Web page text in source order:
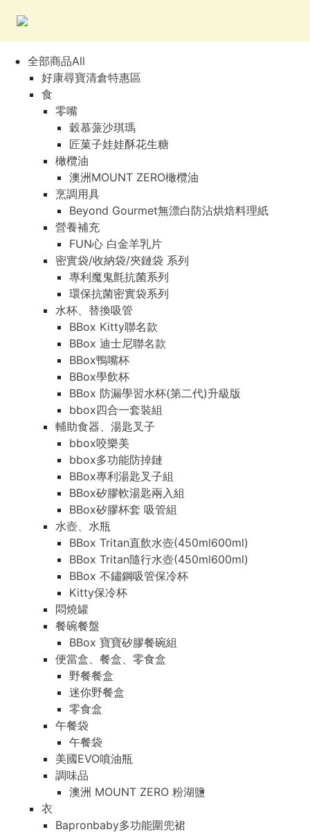
全部商品All
好康尋寶清倉特惠區
食
零嘴
穀慕蒎沙琪瑪
匠菓子娃娃酥花生糖
橄欖油
澳洲MOUNT ZERO橄欖油
烹調用具
Beyond Gourmet無漂白防沾烘焙料理紙
營養補充
FUN心 白金羊乳片
密實袋/收納袋/夾鏈袋 系列
專利魔鬼氈抗菌系列
環保抗菌密實袋系列
水杯、替換吸管
BBox Kitty聯名款
BBox 迪士尼聯名款
BBox鴨嘴杯
BBox學飲杯
BBox 防漏學習水杯(第二代)升級版
bbox四合一套裝組
輔助食器、湯匙叉子
bbox咬樂美
bbox多功能防掉鏈
BBox專利湯匙叉子組
BBox矽膠軟湯匙兩入組
BBox矽膠杯套 吸管組
水壺、水瓶
BBox Tritan直飲水壺(450ml600ml)
BBox Tritan隨行水壺(450ml600ml)
BBox 不鏽鋼吸管保冷杯
Kitty保冷杯
悶燒罐
餐碗餐盤
BBox 寶寶矽膠餐碗組
便當盒、餐盒、零食盒
野餐餐盒
迷你野餐盒
零食盒
午餐袋
午餐袋
美國EVO噴油瓶
調味品
澳洲 MOUNT ZERO 粉湖鹽
衣
Bapronbaby多功能圍兜裙